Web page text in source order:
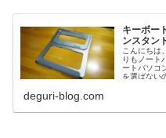
キーボー
ンスタン
こんにちは
りもノート
ートパソコ
を選ばない
deguri-blog.com